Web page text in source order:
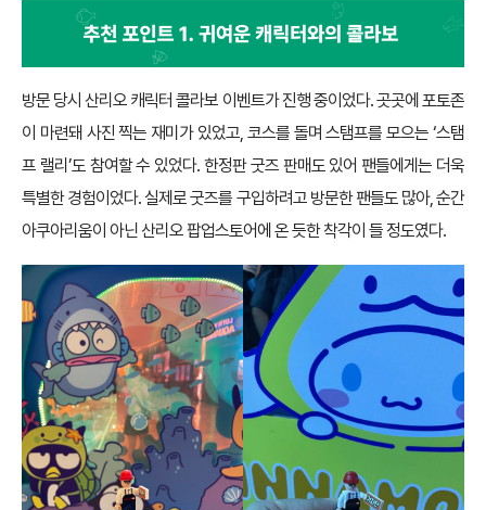
방문 당시 산리오 캐릭터 콜라보 이벤트가 진행 중이었다. 곳곳에 포토존
이 마련돼 사진 찍는 재미가 있었고, 코스를 돌며 스탬프를 모으는 ‘스탬
프 랠리’도 참여할 수 있었다. 한정판 굿즈 판매도 있어 팬들에게는 더욱
특별한 경험이었다. 실제로 굿즈를 구입하려고 방문한 팬들도 많아, 순간
아쿠아리움이 아닌 산리오 팝업스토어에 온 듯한 착각이 들 정도였다.